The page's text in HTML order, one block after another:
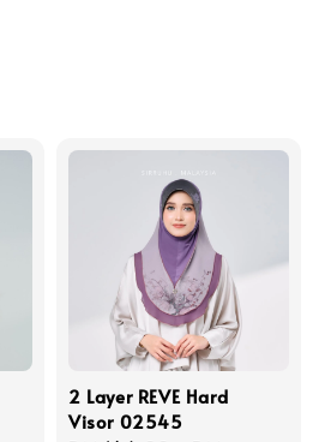
2 Layer REVE Hard
Visor 02545